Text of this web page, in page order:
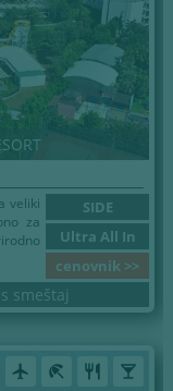
SIDE
Ultra All In
cenovnik >>
veliki
za
smeštaj
airplanemode_active beach_access restaurant local_bar